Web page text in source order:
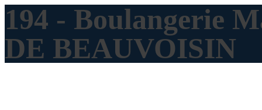
194 - Boulangerie
DE BEAUVOISIN